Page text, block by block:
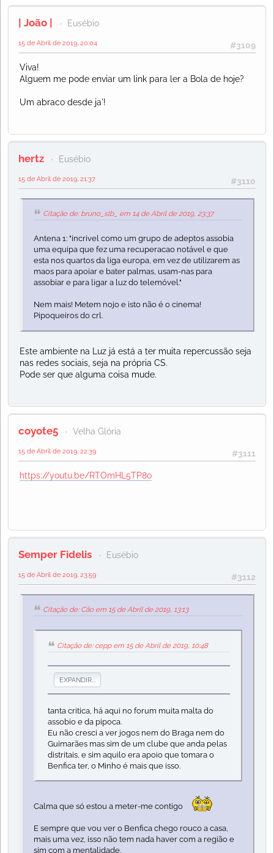
| João | Eusébio
#3109
15 de Abril de 2019, 20:04
Viva!
Alguem me pode enviar um link para ler a Bola de hoje?
Um abraco desde ja'!
hertz Eusébio
#3110
15 de Abril de 2019, 21:37
Citação de: bruno_slb_ em 14 de Abril de 2019, 23:37
Antena 1: "incrivel como um grupo de adeptos assobia
uma equipa que fez uma recuperacao notável e que
esta nos quartos da liga europa, em vez de utilizarem as
maos para apoiar e bater palmas, usam-nas para
assobiar e para ligar a luz do telemóvel."
Nem mais! Metem nojo e isto não é o cinema!
Pipoqueiros do crl.
Este ambiente na Luz já está a ter muita repercussão seja
nas redes sociais, seja na própria CS.
Pode ser que alguma coisa mude.
coyote5 Velha Glória
#3111
15 de Abril de 2019, 22:39
https://youtu.be/RTOmHL5TP8o
Semper Fidelis Eusébio
#3112
15 de Abril de 2019, 23:59
Citação de: Cão em 15 de Abril de 2019, 13:13
Citação de: cepp em 15 de Abril de 2019, 10:48
EXPANDIR...
tanta critica, há aqui no forum muita malta do
assobio e da pipoca.
Eu não cresci a ver jogos nem do Braga nem do
Guimarães mas sim de um clube que anda pelas
distritais, e sim aquilo era apoio que tomara o
Benfica ter, o Minho é mais que isso.
Calma que só estou a meter-me contigo
E sempre que vou ver o Benfica chego rouco a casa,
mais uma vez, isso não tem nada haver com a região e
sim com a mentalidade.